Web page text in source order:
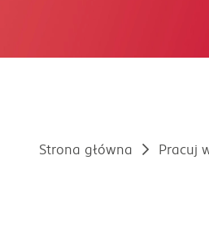
Strona główna Pracuj